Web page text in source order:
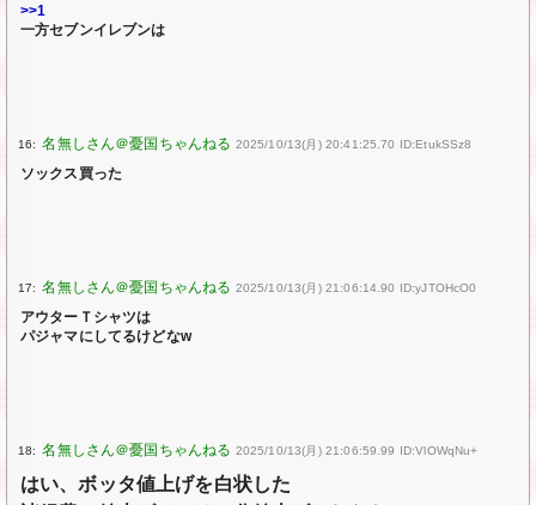
>>1
一方セブンイレブンは
16: 2025/10/13(月) 20:41:25.70 ID:EtukSSz8
ソックス買った
17: 2025/10/13(月) 21:06:14.90 ID:yJTOHcO0
アウターＴシャツは
パジャマにしてるけどなw
18: 2025/10/13(月) 21:06:59.99 ID:VlOWqNu+
はい、ボッタ値上げを白状した